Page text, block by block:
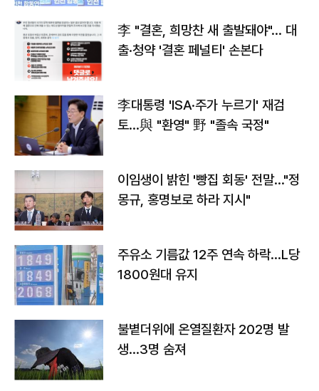
李 "결혼, 희망찬 새 출발돼야"… 대
출·청약 '결혼 페널티' 손본다
李대통령 'ISA·주가 누르기' 재검
토…與 "환영" 野 "졸속 국정"
이임생이 밝힌 '빵집 회동' 전말…"정
몽규, 홍명보로 하라 지시"
주유소 기름값 12주 연속 하락…L당
1800원대 유지
불볕더위에 온열질환자 202명 발
생…3명 숨져